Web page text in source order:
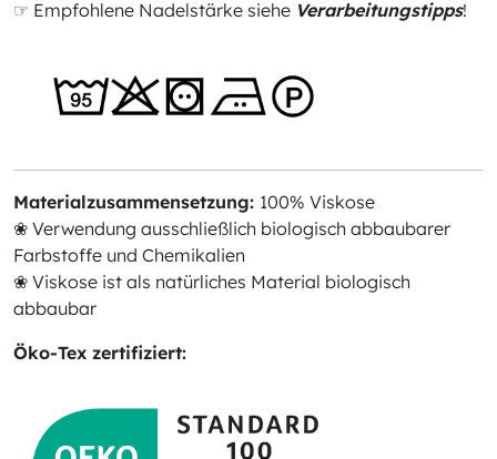
☞ Empfohlene Nadelstärke siehe Verarbeitungstipps!
Materialzusammensetzung: 100% Viskose
❀ Verwendung ausschließlich biologisch abbaubarer
Farbstoffe und Chemikalien
❀ Viskose ist als natürliches Material biologisch
abbaubar
Öko-Tex zertifiziert: